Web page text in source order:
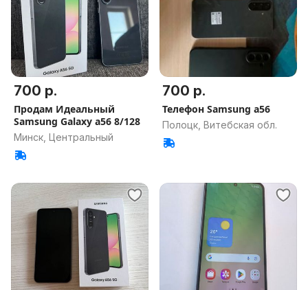
700 р.
Продам Идеальный
Samsung Galaxy a56 8/128
Минск, Центральный
700 р.
Телефон Samsung a56
Полоцк, Витебская обл.